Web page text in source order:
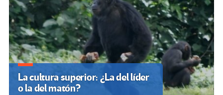
La cultura superior: ¿La del líder
o la del matón?